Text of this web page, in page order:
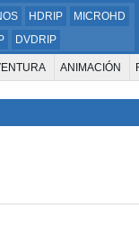
HDRIP
MICROHD
DVDRIP
ANIMACIÓN